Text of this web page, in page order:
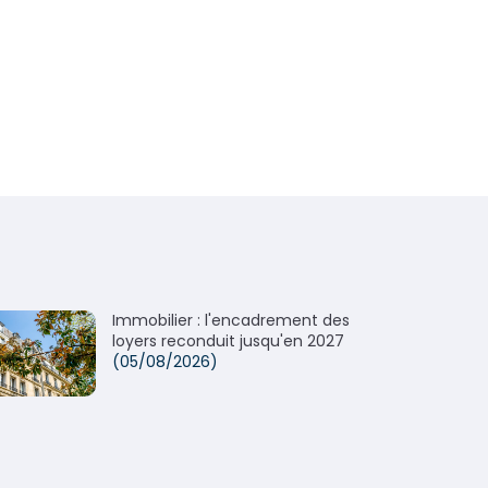
Immobilier : l'encadrement des
loyers reconduit jusqu'en 2027
(05/08/2026)